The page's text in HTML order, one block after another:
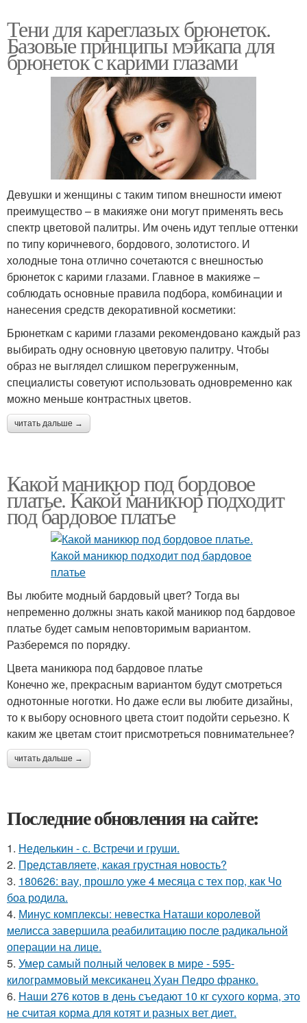
Тени для кареглазых брюнеток.
Базовые принципы мэйкапа для
брюнеток с карими глазами
Девушки и женщины с таким типом внешности имеют
преимущество – в макияже они могут применять весь
спектр цветовой палитры. Им очень идут теплые оттенки
по типу коричневого, бордового, золотистого. И
холодные тона отлично сочетаются с внешностью
брюнеток с карими глазами. Главное в макияже –
соблюдать основные правила подбора, комбинации и
нанесения средств декоративной косметики:
Брюнеткам с карими глазами рекомендовано каждый раз
выбирать одну основную цветовую палитру. Чтобы
образ не выглядел слишком перегруженным,
специалисты советуют использовать одновременно как
можно меньше контрастных цветов.
читать дальше →
Какой маникюр под бордовое
платье. Какой маникюр подходит
под бардовое платье
Вы любите модный бардовый цвет? Тогда вы
непременно должны знать какой маникюр под бардовое
платье будет самым неповторимым вариантом.
Разберемся по порядку.
Цвета маникюра под бардовое платье
Конечно же, прекрасным вариантом будут смотреться
однотонные ноготки. Но даже если вы любите дизайны,
то к выбору основного цвета стоит подойти серьезно. К
каким же цветам стоит присмотреться повнимательнее?
читать дальше →
Последние обновления на сайте:
1. Неделькин - с. Встречи и груши.
2. Представляете, какая грустная новость?
3. 180626: вау, прошло уже 4 месяца с тех пор, как Чо
боа родила.
4. Минус комплексы: невестка Наташи королевой
мелисса завершила реабилитацию после радикальной
операции на лице.
5. Умер самый полный человек в мире - 595-
килограммовый мексиканец Хуан Педро франко.
6. Наши 276 котов в день съедают 10 кг сухого корма, это
не считая корма для котят и разных вет диет.